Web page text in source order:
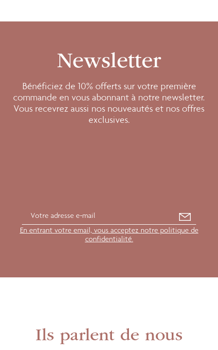
Newsletter
Bénéficiez de 10% offerts sur votre première
commande en vous abonnant à notre newsletter.
Vous recevrez aussi nos nouveautés et nos offres
exclusives.
En entrant votre email, vous acceptez notre politique de
confidentialité.
Ils parlent de nous